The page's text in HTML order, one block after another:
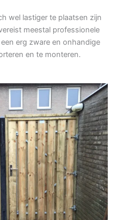
wel lastiger te plaatsen zijn
meestal professionele
erg zware en onhandige
en te monteren.